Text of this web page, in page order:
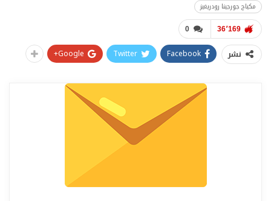
مكياج جورجينا رودريغيز
0 36٬169
نشر Facebook
Twitter
Google+